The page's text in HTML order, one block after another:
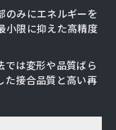
のみにエネルギーを
小限に抑えた高精度
では変形や品質ばら
た接合品質と高い再